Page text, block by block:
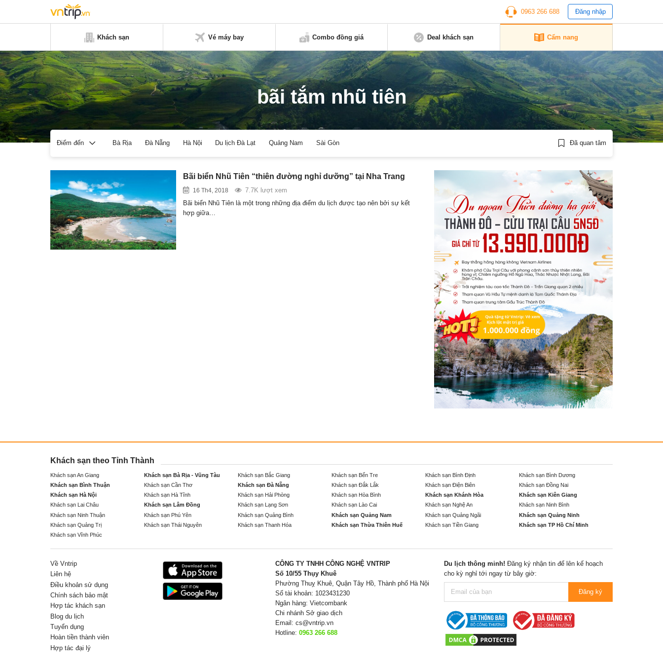
0963 266 688 Đăng nhập
Khách sạn Vé máy bay Combo đồng giá Deal khách sạn Cẩm nang
bãi tắm nhũ tiên
Điểm đến Bà Rịa Đà Nẵng Hà Nội Du lịch Đà Lạt Quảng Nam Sài Gòn Đã quan tâm
Bãi biển Nhũ Tiên “thiên đường nghỉ dưỡng” tại Nha Trang
16 Th4, 2018
7.7K lượt xem
Bãi biển Nhũ Tiên là một trong những địa điểm du lịch được tạo nên bởi sự kết
hợp giữa…
Khách sạn theo Tỉnh Thành
Khách sạn An Giang Khách sạn Bà Rịa - Vũng Tàu Khách sạn Bắc Giang Khách sạn Bến Tre Khách sạn Bình Định
Khách sạn Bình Dương
Khách sạn Bình Thuận
Khách sạn Cần Thơ Khách sạn Đà Nẵng Khách sạn Đắk Lắk Khách sạn Điện Biên
Khách sạn Đồng Nai
Khách sạn Hà Nội
Khách sạn Hà Tĩnh Khách sạn Hải Phòng Khách sạn Hòa Bình Khách sạn Khánh Hòa
Khách sạn Kiên Giang
Khách sạn Lai Châu
Khách sạn Lâm Đồng Khách sạn Lạng Sơn Khách sạn Lào Cai Khách sạn Nghệ An
Khách sạn Ninh Bình
Khách sạn Ninh Thuận
Khách sạn Phú Yên Khách sạn Quảng Bình Khách sạn Quảng Nam Khách sạn Quảng Ngãi
Khách sạn Quảng Ninh
Khách sạn Quảng Trị
Khách sạn Thái Nguyên Khách sạn Thanh Hóa Khách sạn Thừa Thiên Huế Khách sạn Tiền Giang
Khách sạn TP Hồ Chí Minh
Khách sạn Vĩnh Phúc
Về Vntrip
Liên hệ
Điều khoản sử dụng
Chính sách bảo mật
Hợp tác khách sạn
Blog du lịch
Tuyển dụng
Hoàn tiền thành viên
Hợp tác đại lý
CÔNG TY TNHH CÔNG NGHỆ VNTRIP
Số 10/55 Thụy Khuê
Phường Thuỵ Khuê, Quận Tây Hồ, Thành phố Hà Nội
Số tài khoản: 1023431230
Ngân hàng: Vietcombank
Chi nhánh Sở giao dịch
Email: cs@vntrip.vn
Hotline: 0963 266 688
Du lịch thông minh! Đăng ký nhận tin để lên kế hoạch
cho kỳ nghỉ tới ngay từ bây giờ:
Đăng ký